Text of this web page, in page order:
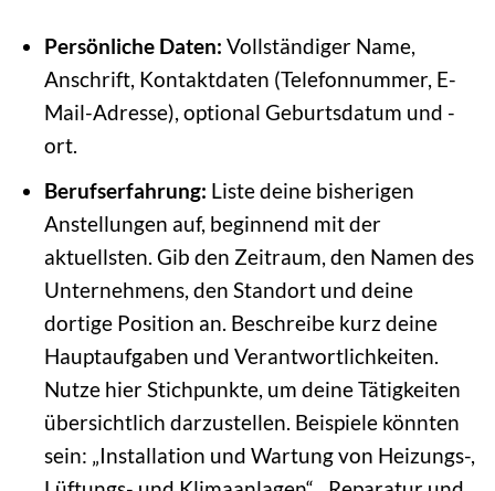
Persönliche Daten: Vollständiger Name,
Anschrift, Kontaktdaten (Telefonnummer, E-
Mail-Adresse), optional Geburtsdatum und -
ort.
Berufserfahrung: Liste deine bisherigen
Anstellungen auf, beginnend mit der
aktuellsten. Gib den Zeitraum, den Namen des
Unternehmens, den Standort und deine
dortige Position an. Beschreibe kurz deine
Hauptaufgaben und Verantwortlichkeiten.
Nutze hier Stichpunkte, um deine Tätigkeiten
übersichtlich darzustellen. Beispiele könnten
sein: „Installation und Wartung von Heizungs-,